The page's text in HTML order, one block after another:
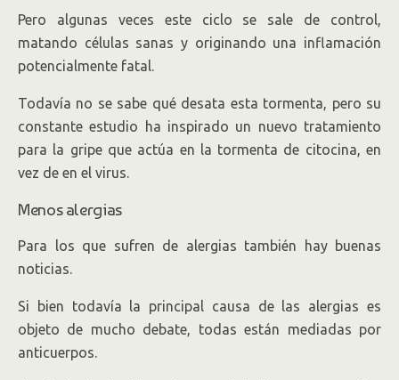
Pero algunas veces este ciclo se sale de control,
matando células sanas y originando una inflamación
potencialmente fatal.
Todavía no se sabe qué desata esta tormenta, pero su
constante estudio ha inspirado un nuevo tratamiento
para la gripe que actúa en la tormenta de citocina, en
vez de en el virus.
Menos alergias
Para los que sufren de alergias también hay buenas
noticias.
Si bien todavía la principal causa de las alergias es
objeto de mucho debate, todas están mediadas por
anticuerpos.